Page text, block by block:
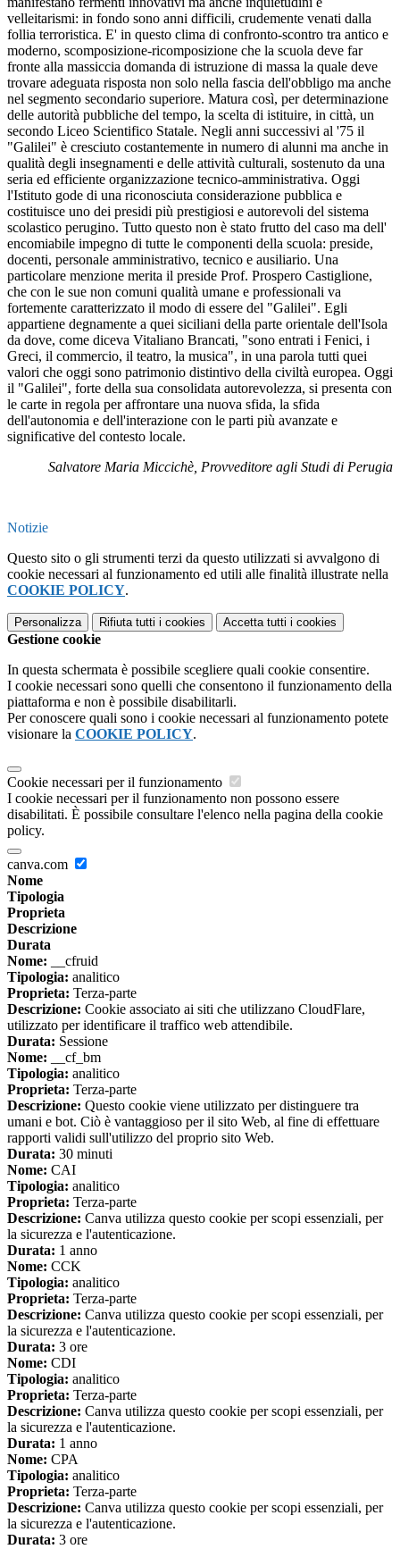
velleitarismi: in fondo sono anni difficili, crudemente venati dalla
follia terroristica. E' in questo clima di confronto-scontro tra antico e
moderno, scomposizione-ricomposizione che la scuola deve far
fronte alla massiccia domanda di istruzione di massa la quale deve
trovare adeguata risposta non solo nella fascia dell'obbligo ma anche
nel segmento secondario superiore. Matura così, per determinazione
delle autorità pubbliche del tempo, la scelta di istituire, in città, un
secondo Liceo Scientifico Statale. Negli anni successivi al '75 il
"Galilei" è cresciuto costantemente in numero di alunni ma anche in
qualità degli insegnamenti e delle attività culturali, sostenuto da una
seria ed efficiente organizzazione tecnico-amministrativa. Oggi
l'Istituto gode di una riconosciuta considerazione pubblica e
costituisce uno dei presidi più prestigiosi e autorevoli del sistema
scolastico perugino. Tutto questo non è stato frutto del caso ma dell'
encomiabile impegno di tutte le componenti della scuola: preside,
docenti, personale amministrativo, tecnico e ausiliario. Una
particolare menzione merita il preside Prof. Prospero Castiglione,
che con le sue non comuni qualità umane e professionali va
fortemente caratterizzato il modo di essere del "Galilei". Egli
appartiene degnamente a quei siciliani della parte orientale dell'Isola
da dove, come diceva Vitaliano Brancati, "sono entrati i Fenici, i
Greci, il commercio, il teatro, la musica", in una parola tutti quei
valori che oggi sono patrimonio distintivo della civiltà europea. Oggi
il "Galilei", forte della sua consolidata autorevolezza, si presenta con
le carte in regola per affrontare una nuova sfida, la sfida
dell'autonomia e dell'interazione con le parti più avanzate e
significative del contesto locale.
Salvatore Maria Miccichè, Provveditore agli Studi di Perugia
Notizie
Questo sito o gli strumenti terzi da questo utilizzati si avvalgono di
cookie necessari al funzionamento ed utili alle finalità illustrate nella
COOKIE POLICY.
Personalizza Rifiuta tutti i cookies Accetta tutti i cookies
Gestione cookie
In questa schermata è possibile scegliere quali cookie consentire.
I cookie necessari sono quelli che consentono il funzionamento della
piattaforma e non è possibile disabilitarli.
Per conoscere quali sono i cookie necessari al funzionamento potete
visionare la COOKIE POLICY.
Cookie necessari per il funzionamento
I cookie necessari per il funzionamento non possono essere
disabilitati. È possibile consultare l'elenco nella pagina della cookie
policy.
canva.com
Nome
Tipologia
Proprieta
Descrizione
Durata
Nome: __cfruid
Tipologia: analitico
Proprieta: Terza-parte
Descrizione: Cookie associato ai siti che utilizzano CloudFlare,
utilizzato per identificare il traffico web attendibile.
Durata: Sessione
Nome: __cf_bm
Tipologia: analitico
Proprieta: Terza-parte
Descrizione: Questo cookie viene utilizzato per distinguere tra
umani e bot. Ciò è vantaggioso per il sito Web, al fine di effettuare
rapporti validi sull'utilizzo del proprio sito Web.
Durata: 30 minuti
Nome: CAI
Tipologia: analitico
Proprieta: Terza-parte
Descrizione: Canva utilizza questo cookie per scopi essenziali, per
la sicurezza e l'autenticazione.
Durata: 1 anno
Nome: CCK
Tipologia: analitico
Proprieta: Terza-parte
Descrizione: Canva utilizza questo cookie per scopi essenziali, per
la sicurezza e l'autenticazione.
Durata: 3 ore
Nome: CDI
Tipologia: analitico
Proprieta: Terza-parte
Descrizione: Canva utilizza questo cookie per scopi essenziali, per
la sicurezza e l'autenticazione.
Durata: 1 anno
Nome: CPA
Tipologia: analitico
Proprieta: Terza-parte
Descrizione: Canva utilizza questo cookie per scopi essenziali, per
la sicurezza e l'autenticazione.
Durata: 3 ore